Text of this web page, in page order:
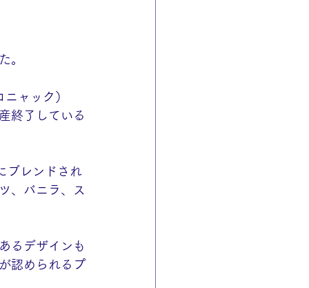
。
ャック）
終了している
ブレンドされ
、バニラ、ス
るデザインも
認められるプ